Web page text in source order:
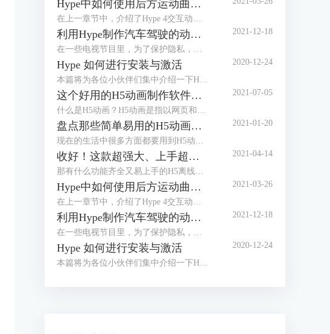
Hype中如何使用后方运动曲线模拟物体运行上坡的动画
在上一章节中，介绍了Hype 4交互动效制作软件中弹性运动曲线以及通过一个案例——菜单栏飞入场景的动画，讲述了弹性运动曲线动画中的效果。本章节将讲述Hype 4 HTML5创作工具后方运动曲线，以及如何使用后方运动曲线模拟物体运行上坡的动画。
利用Hype制作汽车驾驶的动态路线图
在一些电视节目里，为了保护隐私，经常会使用动画来展现当前地点与目的地的行走路径，比如图1所示的简单汽车驾驶路径。
2021-12-18
Hype 如何进行安装与激活
本篇将为各位小伙伴们集中介绍一下H5制作软件Hype的安装与激活教程。
2020-12-24
这个好用的H5动画制作软件，你知道吗?
什么是H5动画？H5动画是指以网页和动画的形式，通过动画，达成与观看者、使用者之间的动态交互，减少静态死板的场景，以提升使用者的使用体验，一个好的H5动画，对于提升网页的整体效果有显著作用。
2021-07-05
盘点那些简单易用的H5动画制作软件
现在的生活中很多方面都要用到H5动画，比如公众号的推文、电子婚礼请帖、活动邀请函等等，H5动画在我们的生活中扮演着越来越重要的角色，会做H5动画和也成为了工作技能的加分项，那么简单易用的H5动画制作软件又有哪些呢？下面我们一起来盘点两款较为常用的H5制作软件吧。
2021-01-20
收好！这款超强大、上手超简单的H5制作工具
那有什么功能齐全又易上手的H5离线制作软件吗？我给好朋友安利了一款Mac系统专用的工具—Hype，不仅支持静态的H5制作，还支持各种交互效果和物理引擎，可用于制作网页菜单、网站主页、网页游戏等，当然贺卡请柬这种分分钟的事。
2021-04-14
Hype中如何使用后方运动曲线模拟物体运行上坡的动画
在上一章节中，介绍了Hype 4交互动效制作软件中弹性运动曲线以及通过一个案例——菜单栏飞入场景的动画，讲述了弹性运动曲线动画中的效果。本章节将讲述Hype 4 HTML5创作工具后方运动曲线，以及如何使用后方运动曲线模拟物体运行上坡的动画。
2021-03-26
利用Hype制作汽车驾驶的动态路线图
在一些电视节目里，为了保护隐私，经常会使用动画来展现当前地点与目的地的行走路径，比如图1所示的简单汽车驾驶路径。
2021-12-18
Hype 如何进行安装与激活
本篇将为各位小伙伴们集中介绍一下H5制作软件Hype的安装与激活教程。
2020-12-24